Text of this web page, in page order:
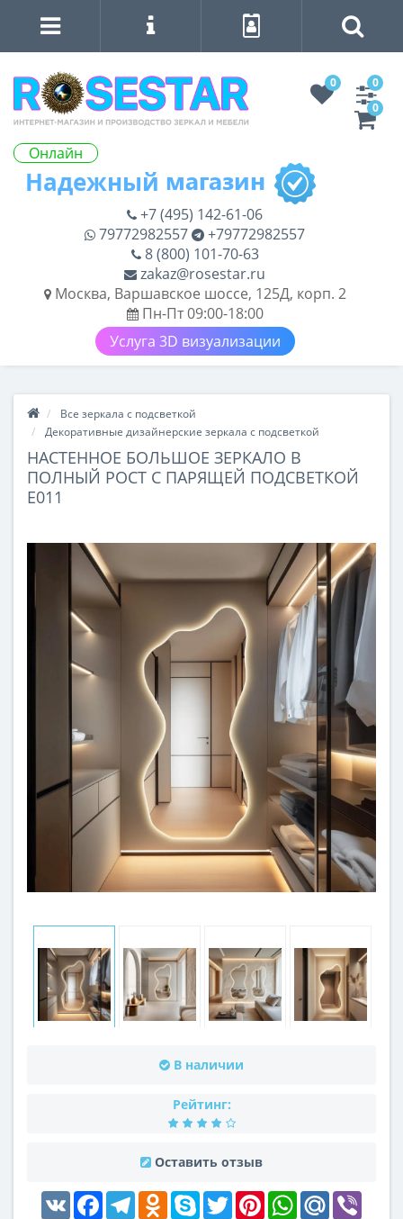
Онлайн
0
0
0
+7 (495) 142-61-06
79772982557
+79772982557
8 (800) 101-70-63
zakaz@rosestar.ru
Москва, Варшавское шоссе, 125Д, корп. 2
Пн-Пт 09:00-18:00
Услуга 3D визуализации
Все зеркала с подсветкой
Декоративные дизайнерские зеркала с подсветкой
НАСТЕННОЕ БОЛЬШОЕ ЗЕРКАЛО В
ПОЛНЫЙ РОСТ С ПАРЯЩЕЙ ПОДСВЕТКОЙ
E011
В наличии
Рейтинг:
Оставить отзыв
VK FacebookTelegramOdnoklassniki
Skype Twitter PinterestWhatsAppMail.Ru